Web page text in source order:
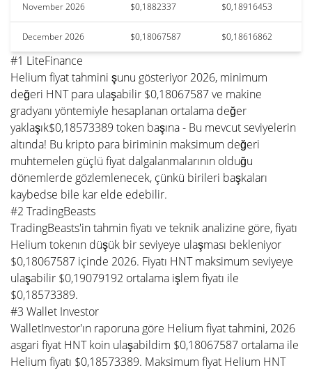
November 2026 $0,1882337 $0,18916453
December 2026 $0,18067587 $0,18616862
#1 LiteFinance
Helium fiyat tahmini şunu gösteriyor 2026, minimum
değeri HNT para ulaşabilir $0,18067587 ve makine
gradyanı yöntemiyle hesaplanan ortalama değer
yaklaşık$0,18573389 token başına - Bu mevcut seviyelerin
altında! Bu kripto para biriminin maksimum değeri
muhtemelen güçlü fiyat dalgalanmalarının olduğu
dönemlerde gözlemlenecek, çünkü birileri başkaları
kaybedse bile kar elde edebilir.
#2 TradingBeasts
TradingBeasts'in tahmin fiyatı ve teknik analizine göre, fiyatı
Helium tokenın düşük bir seviyeye ulaşması bekleniyor
$0,18067587 içinde 2026. Fiyatı HNT maksimum seviyeye
ulaşabilir $0,19079192 ortalama işlem fiyatı ile
$0,18573389.
#3 Wallet Investor
WalletInvestor'ın raporuna göre Helium fiyat tahmini, 2026
asgari fiyat HNT koin ulaşabildim $0,18067587 ortalama ile
Helium fiyatı $0,18573389. Maksimum fiyat Helium HNT